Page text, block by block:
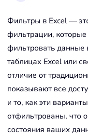
Фильтры в Excel —
фильтрации,
фильтровать данные
таблицах Excel или
отличие от
показывают все
и то, как эти
отфильтрованы, что
состояния ваших